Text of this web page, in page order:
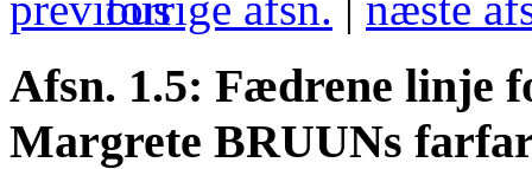
Afsn. 1.5: Fædrene linje
Margrete BRUUNs